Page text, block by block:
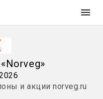
«Norveg»
и акции norveg.ru